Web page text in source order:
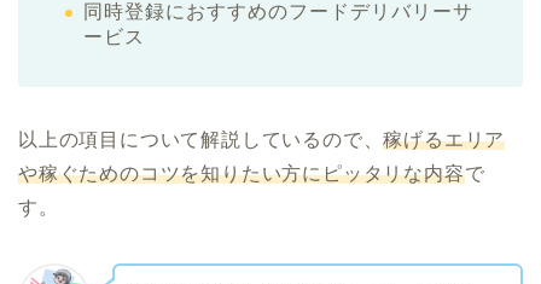
同時登録におすすめのフードデリバリーサ
ービス
以上の項目について解説しているので、稼げるエリア
や稼ぐためのコツを知りたい方にピッタリな内容で
す。